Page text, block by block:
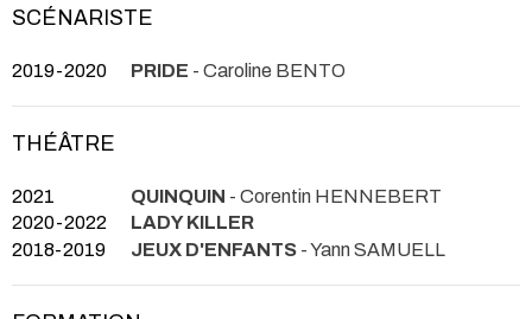
SCÉNARISTE
2019-2020 PRIDE - Caroline BENTO
THÉÂTRE
2021 QUINQUIN - Corentin HENNEBERT
2020-2022
LADY KILLER
2018-2019
JEUX D'ENFANTS - Yann SAMUELL